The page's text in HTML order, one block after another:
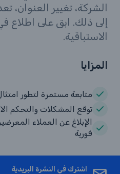
الشركة، تغيير العنوان،
إلى ذلك. ابق على اطلاع
الاستباقية.
المزايا
متابعة مستمرة لتطور
توقع المشكلات والتحكم
الإبلاغ عن العملاء
فورية
اشترك في النشرة البريدية